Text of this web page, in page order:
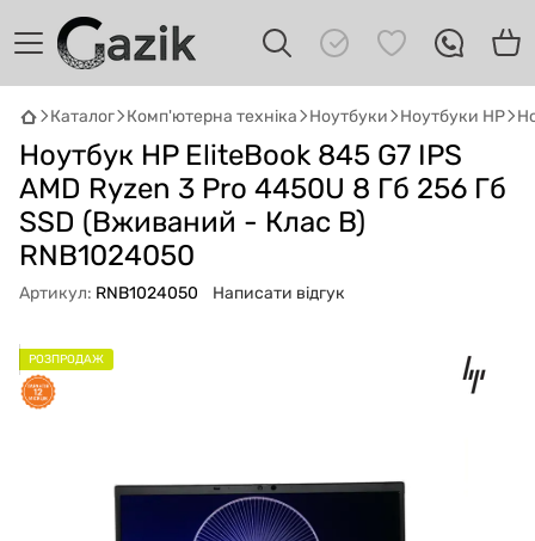
Каталог Комп'ютерна техніка Ноутбуки Ноутбуки HP
Ноутбук HP EliteBook 845 G7 IPS
AMD Ryzen 3 Pro 4450U 8 Гб 256 Гб
SSD (Вживаний - Клас B)
RNB1024050
Артикул: RNB1024050 Написати відгук
РОЗПРОДАЖ
GAZIK AI
Онлайн · пошук техніки
Привіт! 👋 Я Gazik AI — допоможу
підібрати вживану комп'ютерну техніку.
Що шукаєш?